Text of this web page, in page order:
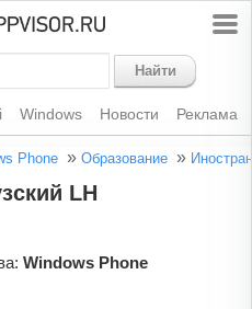
Найти
Windows Новости Реклама
Phone » Образование »
LH
Windows Phone